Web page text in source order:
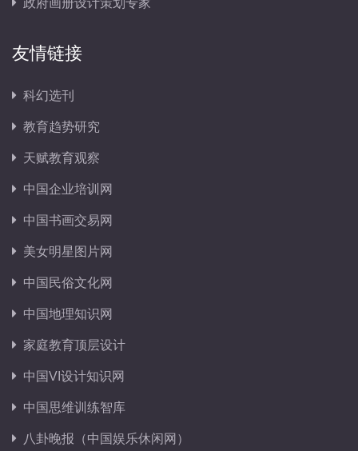
政府画册设计策划专家
友情链接
科幻选刊
教育趋势研究
天赋教育观察
中国企业培训网
中国书画交易网
美女明星图片网
中国民俗文化网
中国地理知识网
家庭教育顶层设计
中国VI设计知识网
中国思维训练智库
八卦晚报（中国娱乐休闲网）